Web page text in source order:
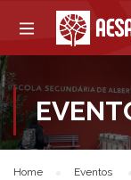
Home Eventos